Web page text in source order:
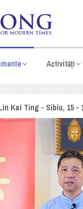
Activități
Kai Ting - Sibiu, 15 -